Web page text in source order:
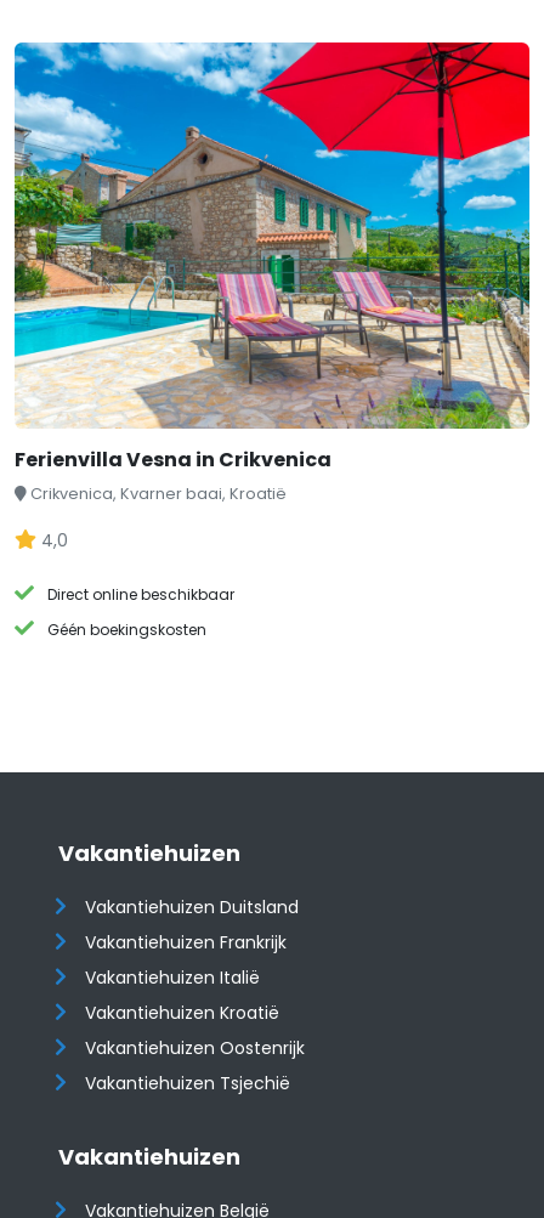
Ferienvilla Vesna in Crikvenica
Crikvenica, Kvarner baai, Kroatië
4,0
Direct online beschikbaar
Géén boekingskosten
Vakantiehuizen
Vakantiehuizen Duitsland
Vakantiehuizen Frankrijk
Vakantiehuizen Italië
Vakantiehuizen Kroatië
​​​​​​​Vakantiehuizen Oostenrijk
Vakantiehuizen Tsjechië
Vakantiehuizen
Vakantiehuizen België